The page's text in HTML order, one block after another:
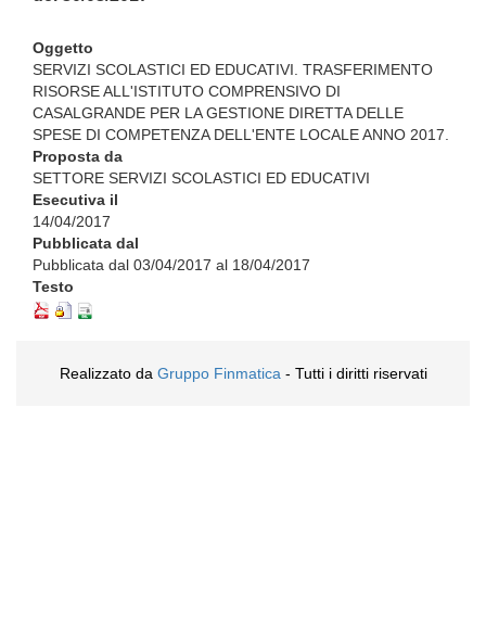
Oggetto
SERVIZI SCOLASTICI ED EDUCATIVI. TRASFERIMENTO
RISORSE ALL'ISTITUTO COMPRENSIVO DI
CASALGRANDE PER LA GESTIONE DIRETTA DELLE
SPESE DI COMPETENZA DELL'ENTE LOCALE ANNO 2017.
Proposta da
SETTORE SERVIZI SCOLASTICI ED EDUCATIVI
Esecutiva il
14/04/2017
Pubblicata dal
Pubblicata dal 03/04/2017 al 18/04/2017
Testo
Realizzato da Gruppo Finmatica- Tutti i diritti riservati